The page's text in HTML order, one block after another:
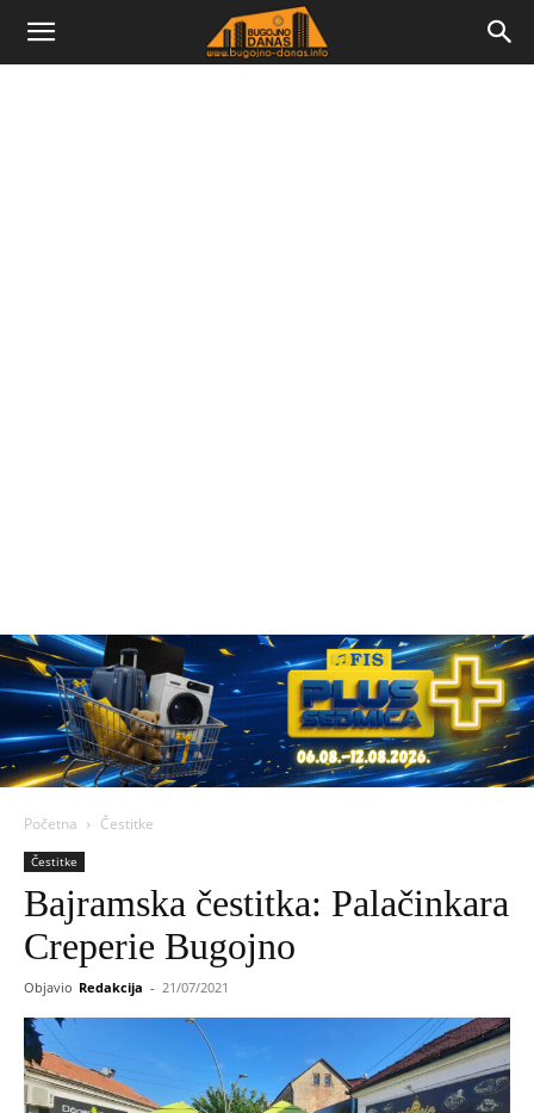
Bugojno
Početna Čestitke
Čestitke
Bajramska čestitka: Palačinkara
Creperie Bugojno
Objavio Redakcija - 21/07/2021